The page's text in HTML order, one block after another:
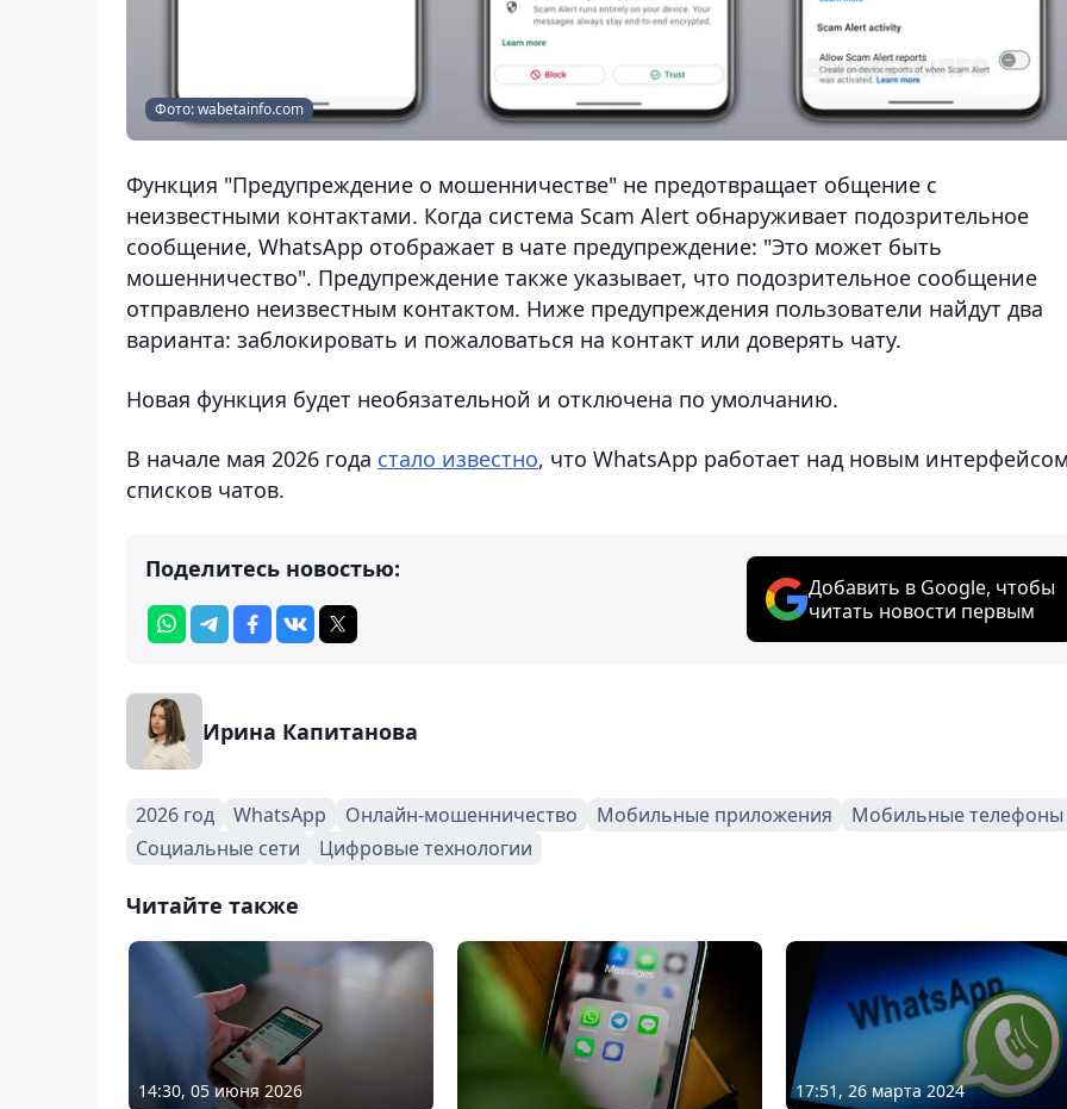
Фото: wabetainfo.com
Функция "Предупреждение о мошенничестве" не предотвращает общение с
неизвестными контактами. Когда система Scam Alert обнаруживает подозрительное
сообщение, WhatsApp отображает в чате предупреждение: "Это может быть
мошенничество". Предупреждение также указывает, что подозрительное сообщение
отправлено неизвестным контактом. Ниже предупреждения пользователи найдут два
варианта: заблокировать и пожаловаться на контакт или доверять чату.
Новая функция будет необязательной и отключена по умолчанию.
В начале мая 2026 года стало известно, что WhatsApp работает над новым
списков чатов.
Поделитесь новостью:
Добавить в Google, чтобы
читать новости первым
Ирина Капитанова
2026 год WhatsApp Онлайн-мошенничество Мобильные приложения
Мобильные телефоны
Социальные сети
Цифровые технологии
Читайте также
14:30, 05 июня 2026 17:51, 26 марта 2024